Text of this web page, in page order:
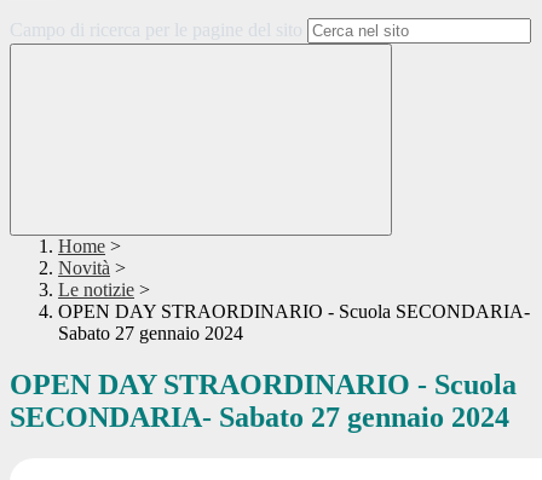
Campo di ricerca per le pagine del sito
Home >
Novità >
Le notizie >
OPEN DAY STRAORDINARIO - Scuola SECONDARIA-
Sabato 27 gennaio 2024
OPEN DAY STRAORDINARIO - Scuola
SECONDARIA- Sabato 27 gennaio 2024